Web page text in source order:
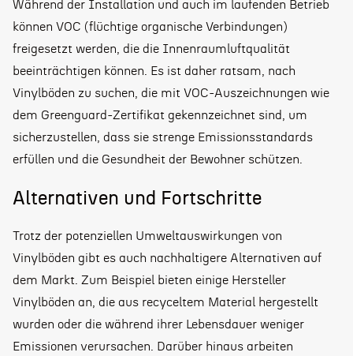
Während der Installation und auch im laufenden Betrieb
können VOC (flüchtige organische Verbindungen)
freigesetzt werden, die die Innenraumluftqualität
beeinträchtigen können. Es ist daher ratsam, nach
Vinylböden zu suchen, die mit VOC-Auszeichnungen wie
dem Greenguard-Zertifikat gekennzeichnet sind, um
sicherzustellen, dass sie strenge Emissionsstandards
erfüllen und die Gesundheit der Bewohner schützen.
Alternativen und Fortschritte
Trotz der potenziellen Umweltauswirkungen von
Vinylböden gibt es auch nachhaltigere Alternativen auf
dem Markt. Zum Beispiel bieten einige Hersteller
Vinylböden an, die aus recyceltem Material hergestellt
wurden oder die während ihrer Lebensdauer weniger
Emissionen verursachen. Darüber hinaus arbeiten